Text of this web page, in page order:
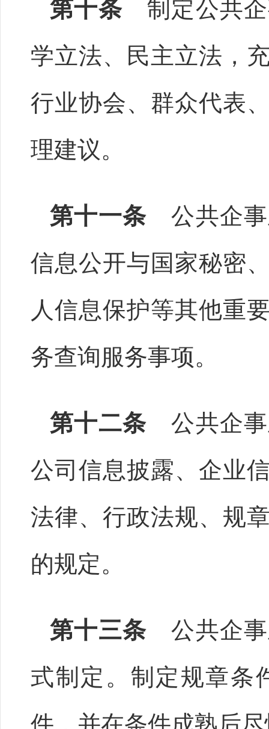
第十条制定公共企
学立法、民主立法，
行业协会、群众代表
理建议。
第十一条
公共企
信息公开与国家秘密
人信息保护等其他重
务查询服务事项。
第十二条 公共企
公司信息披露、企业
法律、行政法规、规
的规定。
第十三条
公共企
式制定。制定规章条